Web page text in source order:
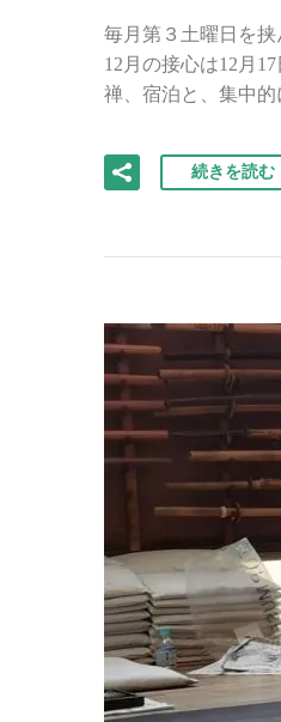
毎月第３土曜日を
12月の接心は12月
禅、宿泊と、集中的
続きを読む